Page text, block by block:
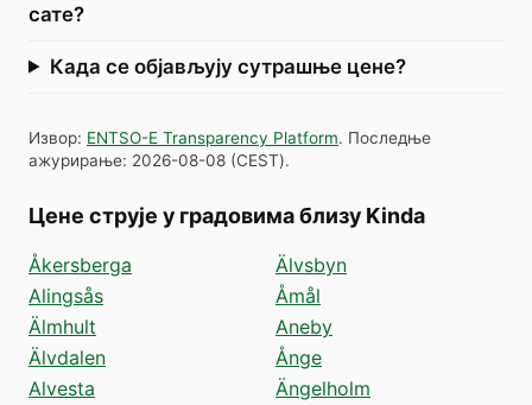
сате?
Када се објављују сутрашње цене?
Извор: ENTSO-E Transparency Platform. Последње
ажурирање: 2026-08-08 (CEST).
Цене струје у градовима близу Kinda
Åkersberga
Alingsås
Älmhult
Älvdalen
Alvesta
Älvsbyn
Åmål
Aneby
Ånge
Ängelholm